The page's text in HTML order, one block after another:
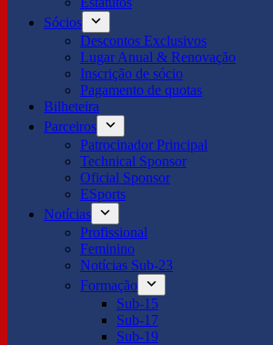
Sócios
Descontos Exclusivos
Lugar Anual & Renovação
Inscrição de sócio
Pagamento de quotas
Bilheteira
Parceiros
Patrocinador Principal
Technical Sponsor
Oficial Sponsor
ESports
Notícias
Profissional
Feminino
Notícias Sub-23
Formação
Sub-15
Sub-17
Sub-19